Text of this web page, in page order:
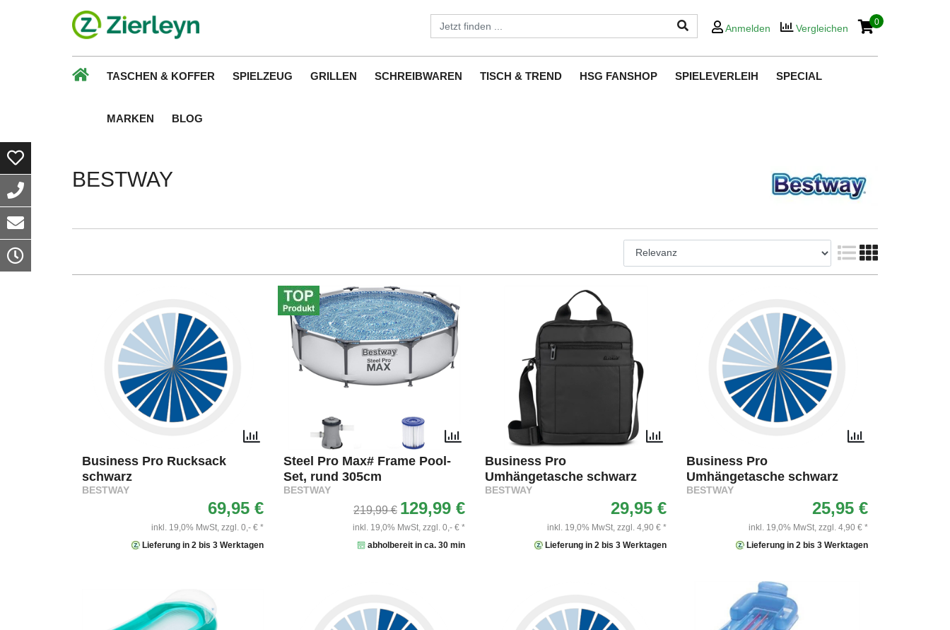
Anmelden Vergleichen
0
TASCHEN & KOFFER SPIELZEUG GRILLEN SCHREIBWAREN TISCH & TREND HSG FANSHOP SPIELEVERLEIH SPECIAL
MARKEN BLOG
BESTWAY
Business Pro Rucksack
schwarz
BESTWAY
69,95 €
inkl. 19,0% MwSt, zzgl. 0,- € *
Lieferung in 2 bis 3 Werktagen
Steel Pro Max# Frame Pool-
Set, rund 305cm
BESTWAY
219,99 € 129,99 €
inkl. 19,0% MwSt, zzgl. 0,- € *
abholbereit in ca. 30 min
Business Pro
Umhängetasche schwarz
BESTWAY
29,95 €
inkl. 19,0% MwSt, zzgl. 4,90 € *
Lieferung in 2 bis 3 Werktagen
Business Pro
Umhängetasche schwarz
BESTWAY
25,95 €
inkl. 19,0% MwSt, zzgl. 4,90 € *
Lieferung in 2 bis 3 Werktagen